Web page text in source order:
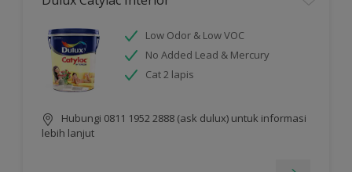
Low Odor & Low VOC
No Added Lead & Mercury
Cat 2 lapis
Hubungi 0811 1952 2888 (ask dulux) untuk informasi
lebih lanjut